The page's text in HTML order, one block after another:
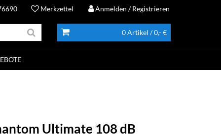
Merkzettel Anmelden / Registrieren
0 Artikel / 0,- €
Ultimate 108 dB